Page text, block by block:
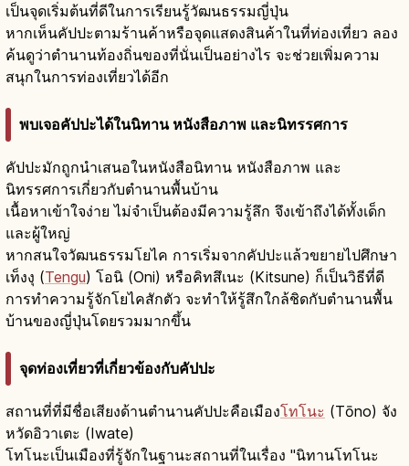
เป็นจุดเริ่มต้นที่ดีในการเรียนรู้วัฒนธรรมญี่ปุ่น
หากเห็นคัปปะตามร้านค้าหรือจุดแสดงสินค้าในที่ท่องเที่ยว ลอง
ค้นดูว่าตำนานท้องถิ่นของที่นั่นเป็นอย่างไร จะช่วยเพิ่มความ
สนุกในการท่องเที่ยวได้อีก
พบเจอคัปปะได้ในนิทาน หนังสือภาพ และนิทรรศการ
คัปปะมักถูกนำเสนอในหนังสือนิทาน หนังสือภาพ และ
นิทรรศการเกี่ยวกับตำนานพื้นบ้าน
เนื้อหาเข้าใจง่าย ไม่จำเป็นต้องมีความรู้ลึก จึงเข้าถึงได้ทั้งเด็ก
และผู้ใหญ่
หากสนใจวัฒนธรรมโยไค การเริ่มจากคัปปะแล้วขยายไปศึกษา
เท็งงุ (Tengu) โอนิ (Oni) หรือคิทสึเนะ (Kitsune) ก็เป็นวิธีที่ดี
การทำความรู้จักโยไคสักตัว จะทำให้รู้สึกใกล้ชิดกับตำนานพื้น
บ้านของญี่ปุ่นโดยรวมมากขึ้น
จุดท่องเที่ยวที่เกี่ยวข้องกับคัปปะ
สถานที่ที่มีชื่อเสียงด้านตำนานคัปปะคือเมืองโทโนะ (Tōno) จัง
หวัดอิวาเตะ (Iwate)
โทโนะเป็นเมืองที่รู้จักในฐานะสถานที่ในเรื่อง "นิทานโทโนะ